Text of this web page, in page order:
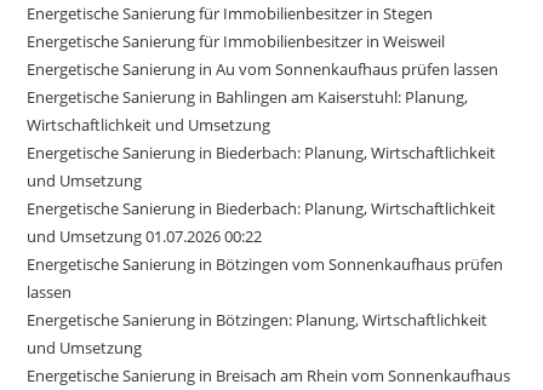
Energetische Sanierung für Immobilienbesitzer in Stegen
Energetische Sanierung für Immobilienbesitzer in Weisweil
Energetische Sanierung in Au vom Sonnenkaufhaus prüfen lassen
Energetische Sanierung in Bahlingen am Kaiserstuhl: Planung,
Wirtschaftlichkeit und Umsetzung
Energetische Sanierung in Biederbach: Planung, Wirtschaftlichkeit
und Umsetzung
Energetische Sanierung in Biederbach: Planung, Wirtschaftlichkeit
und Umsetzung 01.07.2026 00:22
Energetische Sanierung in Bötzingen vom Sonnenkaufhaus prüfen
lassen
Energetische Sanierung in Bötzingen: Planung, Wirtschaftlichkeit
und Umsetzung
Energetische Sanierung in Breisach am Rhein vom Sonnenkaufhaus